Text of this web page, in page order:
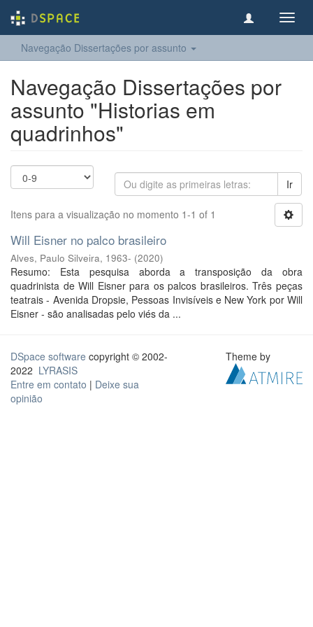
Navegação Dissertações por assunto
Navegação Dissertações por
assunto "Historias em
quadrinhos"
Ir
Itens para a visualização no momento 1-1 of 1
Will Eisner no palco brasileiro
Alves, Paulo Silveira, 1963- (2020)
Resumo: Esta pesquisa aborda a transposição da obra
quadrinista de Will Eisner para os palcos brasileiros. Três peças
teatrais - Avenida Dropsie, Pessoas Invisíveis e New York por Will
Eisner - são analisadas pelo viés da ...
DSpace software copyright © 2002-
2022 LYRASIS
Entre em contato | Deixe sua
opinião
Theme by